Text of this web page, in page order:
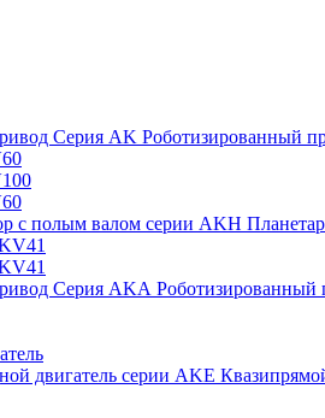
Роботизированный